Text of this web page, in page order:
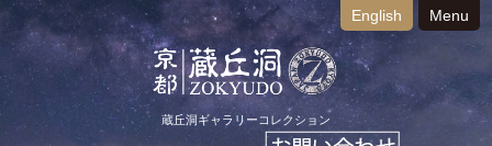
English Menu
蔵丘洞ギャラリーコレクション